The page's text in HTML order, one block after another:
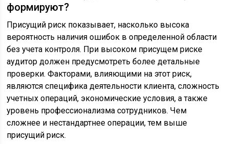
формируют?
Присущий риск показывает, насколько высока
вероятность наличия ошибок в определенной области
без учета контроля. При высоком присущем риске
аудитор должен предусмотреть более детальные
проверки. Факторами, влияющими на этот риск,
являются специфика деятельности клиента, сложность
учетных операций, экономические условия, а также
уровень профессионализма сотрудников. Чем
сложнее и нестандартнее операции, тем выше
присущий риск.